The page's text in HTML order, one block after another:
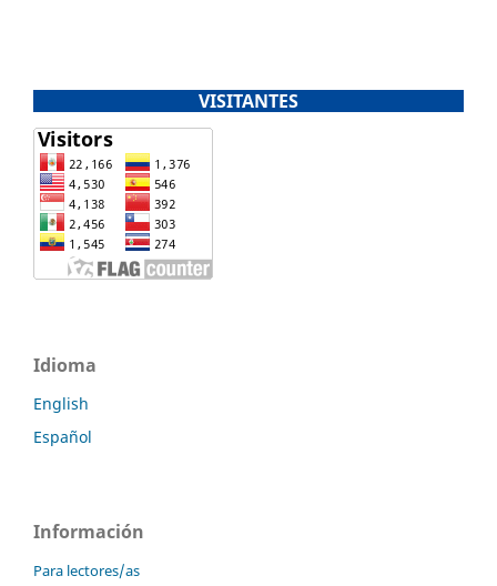
VISITANTES
Idioma
English
Español
Información
Para lectores/as